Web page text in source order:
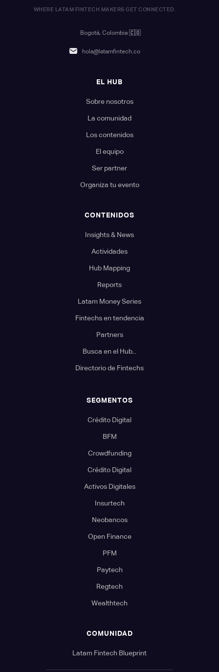
WHERE LATAM FINTECH MAKERS GET CONNECTED.
Bogotá, Colombia 🇨🇴
hola@latamfintech.co
EL HUB
Sobre nosotros
La comunidad
Los contenidos
El equipo
Ser partner
Organiza tu evento
CONTENIDOS
Insights & News
Actividades
Hub Mapping
Reports
Latam Money Series
Fintechs en tendencia
Partners
Busca en el Hub...
Directorio de Fintechs
SEGMENTOS
Crédito Digital
BFM
Crowdfunding
Crédito Digital
Activos Digitales
Insurtech
Neobancos
Open Finance
PFM
Paytech
Regtech
Wealthtech
COMUNIDAD
Latam Fintech Blueprint